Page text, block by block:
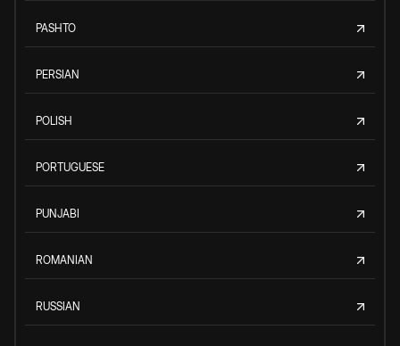
PASHTO
PERSIAN
POLISH
PORTUGUESE
PUNJABI
ROMANIAN
RUSSIAN